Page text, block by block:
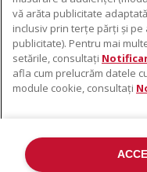
Istoria mărcii
ODR
PRODUSELE NOASTRE
Electrocasnice mici
Accesorii pentru produse
SUPORT
De unde cumpărați
Localizator centre de service
Contacte
vă arăta publicitate
inclusiv prin terțe părți și
publicitate). Pentru mai
setările, consultați
afla cum prelucrăm datele
module cookie, consultați